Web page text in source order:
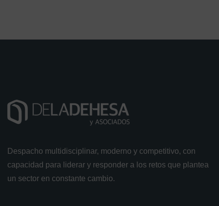
Despacho multidisciplinar, moderno y competitivo, con
capacidad para liderar y responder a los retos que plantea
un sector en constante cambio.